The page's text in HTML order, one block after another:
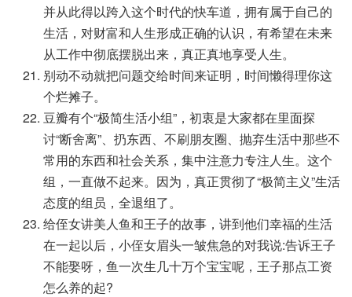
并从此得以跨入这个时代的快车道，拥有属于自己的
生活，对财富和人生形成正确的认识，有希望在未来
从工作中彻底摆脱出来，真正真地享受人生。
别动不动就把问题交给时间来证明，时间懒得理你这
个烂摊子。
豆瓣有个“极简生活小组”，初衷是大家都在里面探
讨“断舍离”、扔东西、不刷朋友圈、抛弃生活中那些不
常用的东西和社会关系，集中注意力专注人生。这个
组，一直做不起来。因为，真正贯彻了“极简主义”生活
态度的组员，全退组了。
给侄女讲美人鱼和王子的故事，讲到他们幸福的生活
在一起以后，小侄女眉头一皱焦急的对我说:告诉王子
不能娶呀，鱼一次生几十万个宝宝呢，王子那点工资
怎么养的起?